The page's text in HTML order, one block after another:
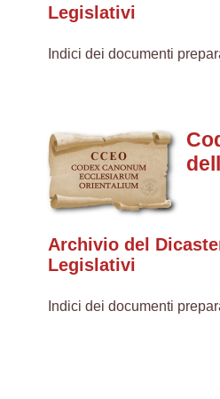
Legislativi
Indici dei documenti
Archivio del
Legislativi
Indici dei documenti